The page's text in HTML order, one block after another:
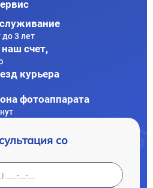
до 3 лет
счет,
курьера
фотоаппарата
со